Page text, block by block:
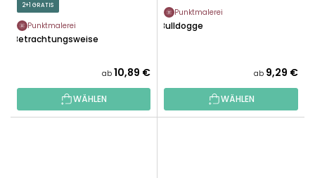
2+1 GRATIS
Punktmalerei
Betrachtungsweise
ab 10,89 €
WÄHLEN
Punktmalerei
Bulldogge
ab 9,29 €
WÄHLEN